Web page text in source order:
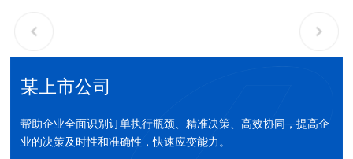
某上市公司
帮助企业全面识别订单执行瓶颈、精准决策、高效协同，提高企
业的决策及时性和准确性，快速应变能力。